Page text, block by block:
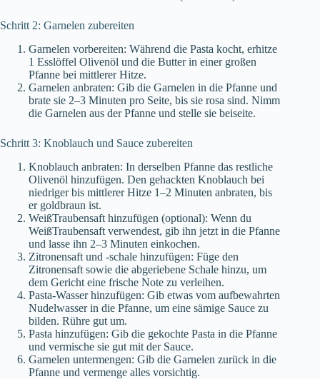
Schritt 2: Garnelen zubereiten
Garnelen vorbereiten: Während die Pasta kocht, erhitze
1 Esslöffel Olivenöl und die Butter in einer großen
Pfanne bei mittlerer Hitze.
Garnelen anbraten: Gib die Garnelen in die Pfanne und
brate sie 2–3 Minuten pro Seite, bis sie rosa sind. Nimm
die Garnelen aus der Pfanne und stelle sie beiseite.
Schritt 3: Knoblauch und Sauce zubereiten
Knoblauch anbraten: In derselben Pfanne das restliche
Olivenöl hinzufügen. Den gehackten Knoblauch bei
niedriger bis mittlerer Hitze 1–2 Minuten anbraten, bis
er goldbraun ist.
WeißTraubensaft hinzufügen (optional): Wenn du
WeißTraubensaft verwendest, gib ihn jetzt in die Pfanne
und lasse ihn 2–3 Minuten einkochen.
Zitronensaft und -schale hinzufügen: Füge den
Zitronensaft sowie die abgeriebene Schale hinzu, um
dem Gericht eine frische Note zu verleihen.
Pasta-Wasser hinzufügen: Gib etwas vom aufbewahrten
Nudelwasser in die Pfanne, um eine sämige Sauce zu
bilden. Rühre gut um.
Pasta hinzufügen: Gib die gekochte Pasta in die Pfanne
und vermische sie gut mit der Sauce.
Garnelen untermengen: Gib die Garnelen zurück in die
Pfanne und vermenge alles vorsichtig.